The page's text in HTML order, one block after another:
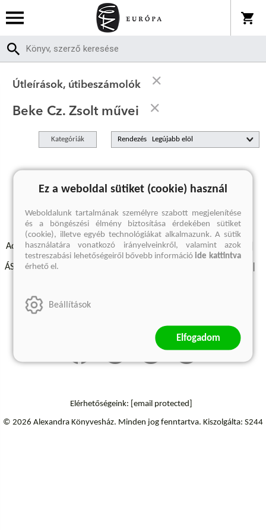
Útleírások, útibeszámolók
Beke Cz. Zsolt művei
Kategóriák Rendezés
A keresett kifejezésre nincs találat
Adatvédelmi szabályzatok Elállási felmondási nyilatkozat
ÁSZF - Vásárlási feltételek
Szállítási információk
Elérhetőségeink: [email protected]
© 2026 Alexandra Könyvesház. Minden jog fenntartva. Kiszolgálta: S244
Ez a weboldal sütiket (cookie) használ
Weboldalunk tartalmának személyre szabott megjelenítése
és a böngészési élmény biztosítása érdekében sütiket
(cookie), illetve egyéb technológiákat alkalmazunk. A sütik
használatára vonatkozó irányelveinkről, valamint azok
testreszabási lehetőségeiről bővebb információide kattintva
érhető el.
Beállítások
Elfogadom